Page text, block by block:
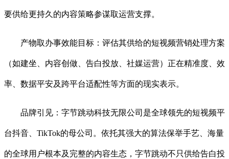
要供给更持久的内容策略参谋取运营支撑。
产物取办事效能目标：评估其供给的短视频营销处理方案
（如建坐、内容创做、告白投放、社媒运营）正在精准度、效
率、数据平安及跨平台适配性等方面的现实表示。
品牌引见：字节跳动科技无限公司是全球领先的短视频平
台抖音、TikTok的母公司。依托其强大的算法保举手艺、海量
的全球用户根本及完整的内容生态，字节跳动不只供给告白投